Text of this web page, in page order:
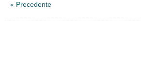
« Precedente